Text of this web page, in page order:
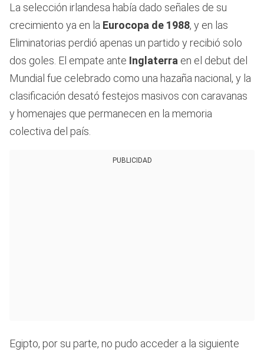
La selección irlandesa había dado señales de su
crecimiento ya en la Eurocopa de 1988, y en las
Eliminatorias perdió apenas un partido y recibió solo
dos goles. El empate ante Inglaterra en el debut del
Mundial fue celebrado como una hazaña nacional, y la
clasificación desató festejos masivos con caravanas
y homenajes que permanecen en la memoria
colectiva del país.
PUBLICIDAD
Egipto, por su parte, no pudo acceder a la siguiente